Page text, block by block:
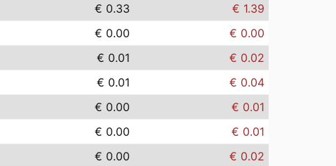
€ 0.33
€ 1.39
€ 0.00
€ 0.00
€ 0.01
€ 0.02
€ 0.01
€ 0.04
€ 0.00
€ 0.01
€ 0.00
€ 0.01
€ 0.00 € 0.02